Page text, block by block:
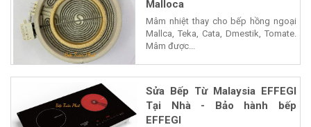
Malloca
Mâm nhiệt thay cho bếp hồng ngoại
Mallca, Teka, Cata, Dmestik, Tomate.
Mâm được...
Sửa Bếp Từ Malaysia EFFEGI
Tại Nhà - Bảo hành bếp
EFFEGI